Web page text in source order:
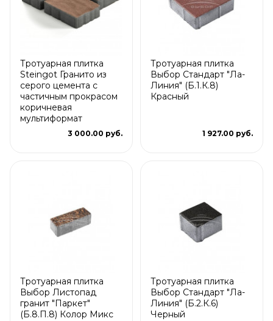
Тротуарная плитка
Steingot Гранито из
серого цемента с
частичным прокрасом
коричневая
мультиформат
3 000.00 руб.
Тротуарная плитка
Выбор Стандарт "Ла-
Линия" (Б.1.К.8)
Красный
1 927.00 руб.
Тротуарная плитка
Выбор Листопад
гранит "Паркет"
(Б.8.П.8) Колор Микс
Тротуарная плитка
Выбор Стандарт "Ла-
Линия" (Б.2.К.6)
Черный